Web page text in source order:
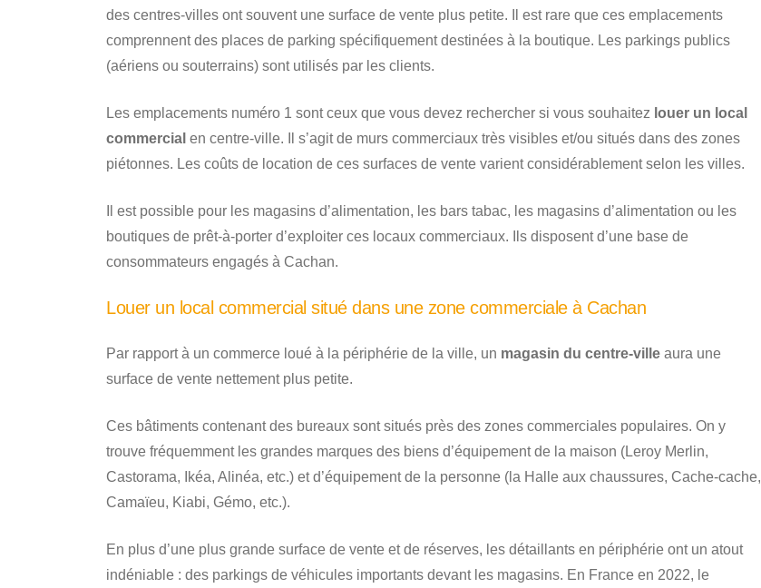
des centres-villes ont souvent une surface de vente plus petite. Il est rare que ces emplacements
comprennent des places de parking spécifiquement destinées à la boutique. Les parkings publics
(aériens ou souterrains) sont utilisés par les clients.
Les emplacements numéro 1 sont ceux que vous devez rechercher si vous souhaitez louer un local
commercial en centre-ville. Il s’agit de murs commerciaux très visibles et/ou situés dans des zones
piétonnes. Les coûts de location de ces surfaces de vente varient considérablement selon les villes.
Il est possible pour les magasins d’alimentation, les bars tabac, les magasins d’alimentation ou les
boutiques de prêt-à-porter d’exploiter ces locaux commerciaux. Ils disposent d’une base de
consommateurs engagés à Cachan.
Louer un local commercial situé dans une zone commerciale à Cachan
Par rapport à un commerce loué à la périphérie de la ville, un magasin du centre-ville aura une
surface de vente nettement plus petite.
Ces bâtiments contenant des bureaux sont situés près des zones commerciales populaires. On y
trouve fréquemment les grandes marques des biens d’équipement de la maison (Leroy Merlin,
Castorama, Ikéa, Alinéa, etc.) et d’équipement de la personne (la Halle aux chaussures, Cache-cache,
Camaïeu, Kiabi, Gémo, etc.).
En plus d’une plus grande surface de vente et de réserves, les détaillants en périphérie ont un atout
indéniable : des parkings de véhicules importants devant les magasins. En France en 2022, le